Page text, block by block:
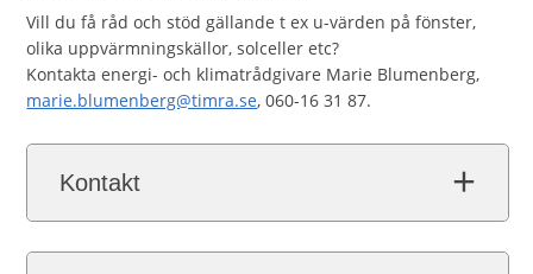
Vill du få råd och stöd gällande t ex u-värden på fönster,
olika uppvärmningskällor, solceller etc?
Kontakta energi- och klimatrådgivare Marie Blumenberg,
marie.blumenberg@timra.se, 060-16 31 87.
Kontakt